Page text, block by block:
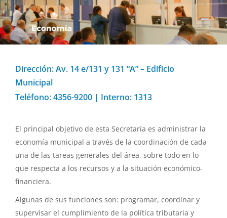
Dirección: Av. 14 e/131 y 131 “A” – Edificio
Municipal
Teléfono: 4356-9200 | Interno: 1313
El principal objetivo de esta Secretaría es administrar la
economía municipal a través de la coordinación de cada
una de las tareas generales del área, sobre todo en lo
que respecta a los recursos y a la situación económico-
financiera.
Algunas de sus funciones son: programar, coordinar y
supervisar el cumplimiento de la política tributaria y